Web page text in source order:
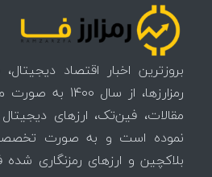
بروزترین اخبار اقتصاد
رمزارزها، از
مقالات، فین‌تک، ارزهای‌
نموده است و به صورت تخصصی
بلاکچین و ارزهای رمزنگاری